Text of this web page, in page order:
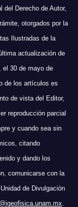
del Derecho de Autor,
otorgados por la
Ilustradas de la
actualización de
el 30 de mayo de
de los artículos es
de vista del Editor,
reproducción parcial
y cuando sea sin
citando
y dando los
comunicarse con la
de Divulgación